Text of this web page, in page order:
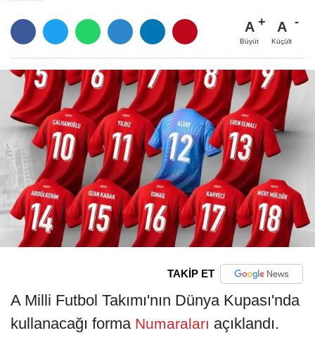
A
Büyüt
A
Küçült
TAKİP ET
A Milli Futbol Takımı'nın Dünya Kupası'nda
kullanacağı forma Numaraları açıklandı.